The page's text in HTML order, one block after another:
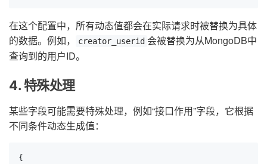
在这个配置中，所有动态值都会在实际请求时被替换为具体
的数据。例如，
creator_userid 会被替换为从MongoDB中
查询到的用户ID。
4. 特殊处理
某些字段可能需要特殊处理，例如“接口作用”字段，它根据
不同条件动态生成值：
{